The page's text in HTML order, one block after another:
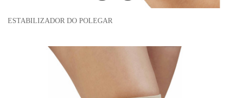
ESTABILIZADOR DO POLEGAR